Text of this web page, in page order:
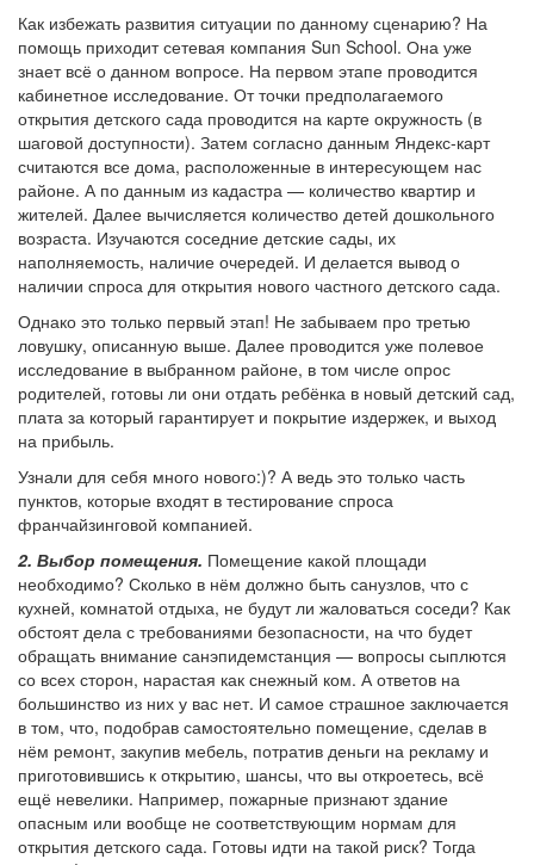
Как избежать развития ситуации по данному сценарию? На
помощь приходит сетевая компания Sun School. Она уже
знает всё о данном вопросе. На первом этапе проводится
кабинетное исследование. От точки предполагаемого
открытия детского сада проводится на карте окружность (в
шаговой доступности). Затем согласно данным Яндекс-карт
считаются все дома, расположенные в интересующем нас
районе. А по данным из кадастра — количество квартир и
жителей. Далее вычисляется количество детей дошкольного
возраста. Изучаются соседние детские сады, их
наполняемость, наличие очередей. И делается вывод о
наличии спроса для открытия нового частного детского сада.
Однако это только первый этап! Не забываем про третью
ловушку, описанную выше. Далее проводится уже полевое
исследование в выбранном районе, в том числе опрос
родителей, готовы ли они отдать ребёнка в новый детский сад,
плата за который гарантирует и покрытие издержек, и выход
на прибыль.
Узнали для себя много нового:)? А ведь это только часть
пунктов, которые входят в тестирование спроса
франчайзинговой компанией.
2. Выбор помещения. Помещение какой площади
необходимо? Сколько в нём должно быть санузлов, что с
кухней, комнатой отдыха, не будут ли жаловаться соседи? Как
обстоят дела с требованиями безопасности, на что будет
обращать внимание санэпидемстанция — вопросы сыплются
со всех сторон, нарастая как снежный ком. А ответов на
большинство из них у вас нет. И самое страшное заключается
в том, что, подобрав самостоятельно помещение, сделав в
нём ремонт, закупив мебель, потратив деньги на рекламу и
приготовившись к открытию, шансы, что вы откроетесь, всё
ещё невелики. Например, пожарные признают здание
опасным или вообще не соответствующим нормам для
открытия детского сада. Готовы идти на такой риск? Тогда